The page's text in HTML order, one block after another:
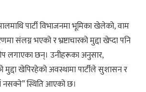
पार्टी विभाजनमा भूमिका खेलेको, वाम
संलग्न भएको र भ्रष्टाचारको मुद्दा खेप्दा पनि
लगाएका छन्। उनीहरूका अनुसार,
मुद्दा खेपिरहेको अवस्थामा पार्टीले सुशासन र
नसक्ने” स्थिति आएको छ।